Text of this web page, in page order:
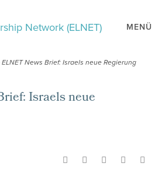
MENÜ
ELNET News Brief: Israels neue Regierung
Israels neue